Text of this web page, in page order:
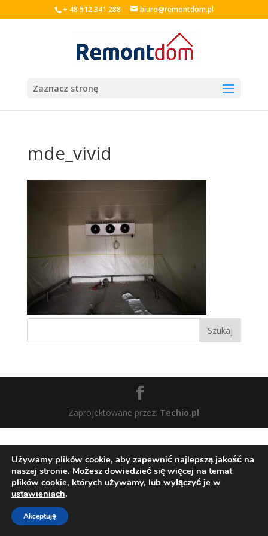
+ 48 512 341 288 biuro@remontdom.pl
Zaznacz stronę
mde_vivid
Zaprojektowane przez: Techio.pl
Używamy plików cookie, aby zapewnić najlepszą jakość na
naszej stronie. Możesz dowiedzieć się więcej na temat
plików cookie, których używamy, lub wyłączyć je w
ustawieniach.
Akceptuję